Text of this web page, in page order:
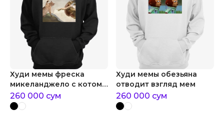
Худи мемы фреска
микеланджело с котом
мем
260 000 сум
Худи мемы обезьяна
отводит взгляд мем
260 000 сум